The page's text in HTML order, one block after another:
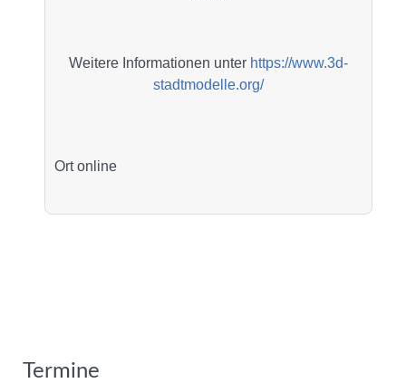
Weitere Informationen unter https://www.3d-
stadtmodelle.org/
Ortonline
Termine